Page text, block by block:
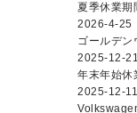
夏季休業期
2026-4-25
ゴールデン
2025-12-21
年末年始休
2025-12-11